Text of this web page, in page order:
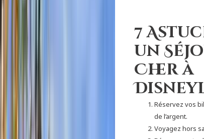
7
un
Cher à
Réservez vos
de l’argent.
Voyagez hors